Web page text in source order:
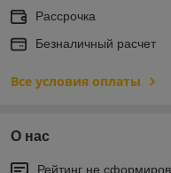
Рассрочка
Безналичный расчет
Все условия оплаты
О нас
Рейтинг не